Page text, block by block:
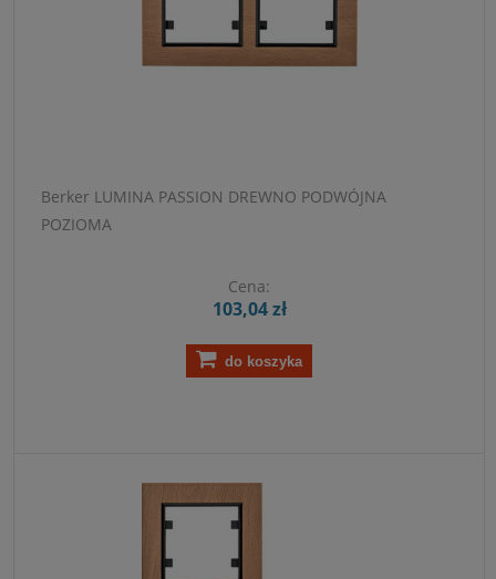
Berker LUMINA PASSION DREWNO PODWÓJNA
POZIOMA
Cena:
103,04 zł
do koszyka